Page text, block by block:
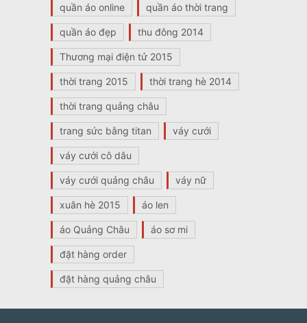
quần áo online quần áo thời trang
quần áo đẹp thu đông 2014
Thương mại điện tử 2015
thời trang 2015 thời trang hè 2014
thời trang quảng châu
trang sức bằng titan váy cưới
váy cưới cô dâu
váy cưới quảng châu váy nữ
xuân hè 2015 áo len
áo Quảng Châu áo sơ mi
đặt hàng order
đặt hàng quảng châu